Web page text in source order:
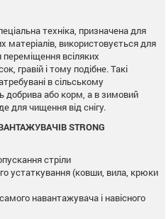
техніка, призначена для
матеріалів, використовується для
всіляких
гравій і тому подібне. Такі
в сільському
добрива або корм, а в зимовий
для чищення від снігу.
STRONG
стріли
устаткування (ковши, вила, крюки
навантажувача і навісного